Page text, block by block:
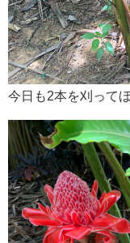
今日も2本を刈って